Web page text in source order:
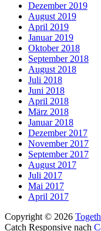
Dezember 2019
August 2019
April 2019
Januar 2019
Oktober 2018
September 2018
August 2018
Juli 2018
Juni 2018
April 2018
März 2018
Januar 2018
Dezember 2017
November 2017
September 2017
August 2017
Juli 2017
Mai 2017
April 2017
Copyright © 2026
Catch Responsive nach